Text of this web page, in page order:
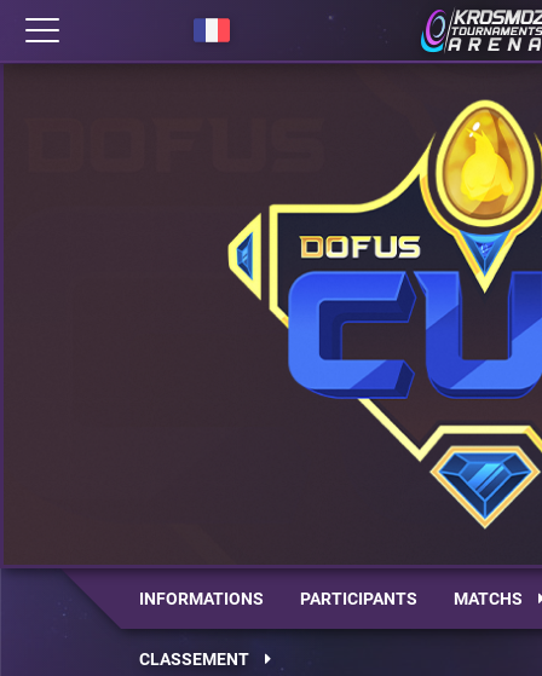
INFORMATIONS PARTICIPANTS MATCHS
CLASSEMENT